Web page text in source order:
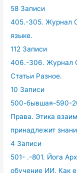
58 Записи
405.-305. Журнал
языке.
112 Записи
406.-306. Журнал
Статьи Разное.
10 Записи
500-бывшая-590-
Права. Этика
принадлежит
4 Записи
501- .-801. Йога
обучение ИИ. Как